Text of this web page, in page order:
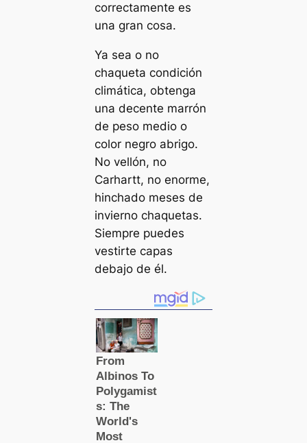
correctamente es
una gran cosa.
Ya sea o no
chaqueta condición
climática, obtenga
una decente marrón
de peso medio o
color negro abrigo.
No vellón, no
Carhartt, no enorme,
hinchado meses de
invierno chaquetas.
Siempre puedes
vestirte capas
debajo de él.